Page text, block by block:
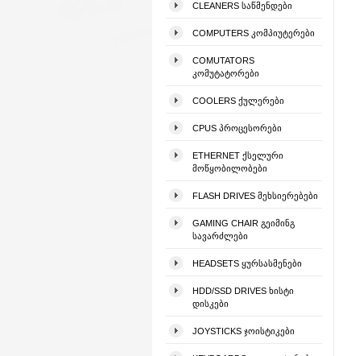
CLEANERS ᲡᲐᲬᲛᲔᲜᲓᲔᲑᲘ
COMPUTERS ᲙᲝᲛᲞᲘᲣᲢᲔᲠᲔᲑᲘ
COMUTATORS
ᲙᲝᲛᲣᲢᲐᲢᲝᲠᲔᲑᲘ
COOLERS ᲥᲣᲚᲔᲠᲔᲑᲘ
CPUS ᲞᲠᲝᲪᲔᲡᲝᲠᲔᲑᲘ
ETHERNET ᲥᲡᲔᲚᲣᲠᲘ
ᲛᲝᲬᲧᲝᲑᲘᲚᲝᲑᲔᲑᲘ
FLASH DRIVES ᲛᲔᲮᲡᲘᲔᲠᲔᲑᲔᲑᲘ
GAMING CHAIR ᲒᲔᲘᲛᲘᲜᲒ
ᲡᲐᲕᲐᲠᲫᲚᲔᲑᲘ
HEADSETS ᲧᲣᲠᲡᲐᲡᲛᲔᲜᲔᲑᲘ
HDD/SSD DRIVES ᲮᲘᲡᲢᲘ
ᲓᲘᲡᲙᲔᲑᲘ
JOYSTICKS ᲯᲝᲘᲡᲢᲘᲙᲔᲑᲘ